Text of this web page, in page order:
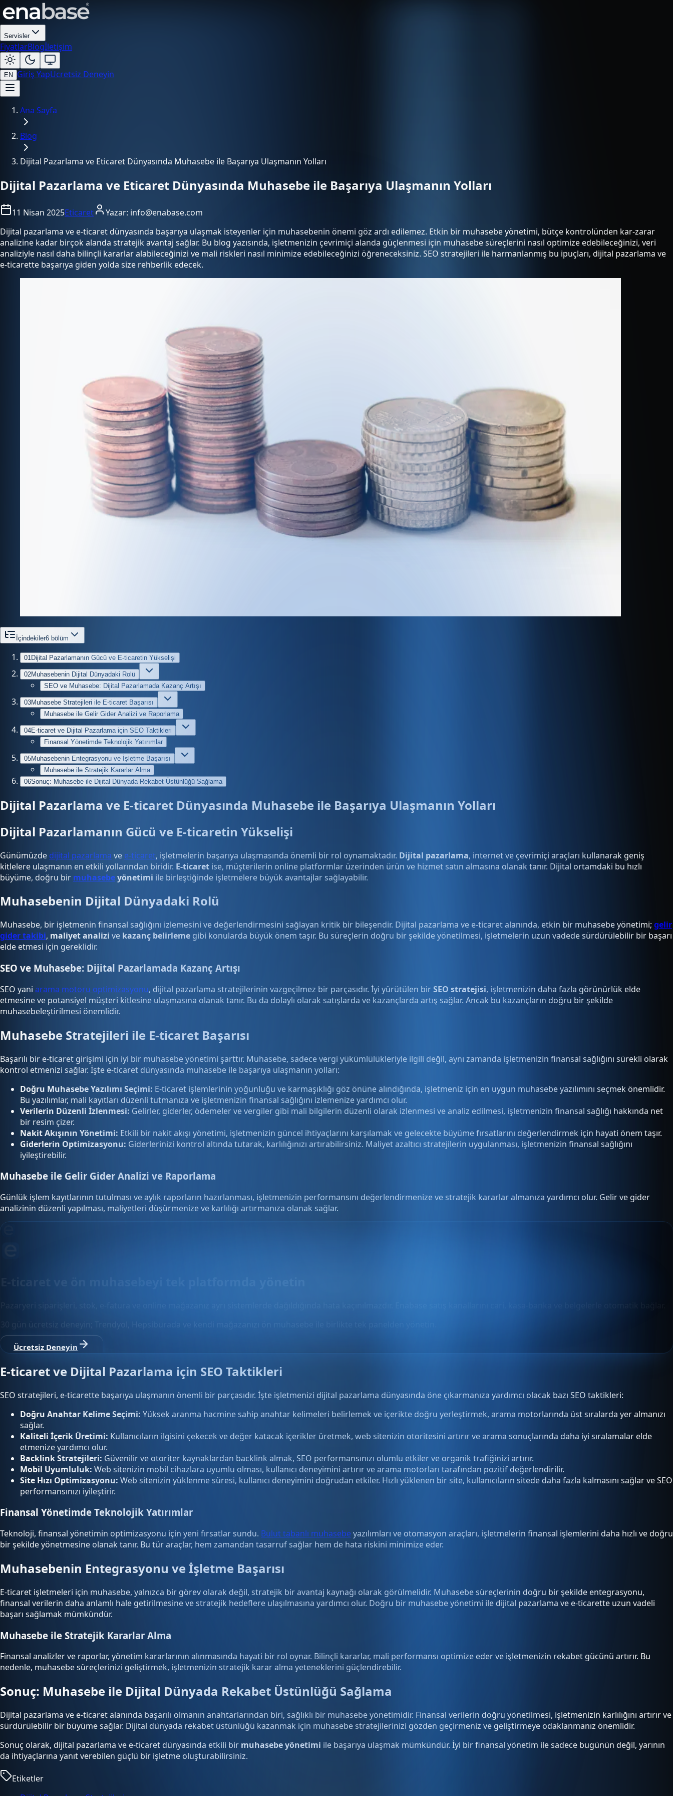
Servisler
FiyatlarBlogİletişim
EN Giriş YapÜcretsiz Deneyin
Ana Sayfa
Blog
Dijital Pazarlama ve Eticaret Dünyasında Muhasebe ile Başarıya Ulaşmanın Yolları
Dijital Pazarlama ve Eticaret Dünyasında Muhasebe ile Başarıya Ulaşmanın Yolları
11 Nisan 2025Eticaret Yazar: info@enabase.com
Dijital pazarlama ve e-ticaret dünyasında başarıya ulaşmak isteyenler için muhasebenin önemi göz ardı edilemez. Etkin bir muhasebe yönetimi, bütçe kontrolünden kar-zarar
analizine kadar birçok alanda stratejik avantaj sağlar. Bu blog yazısında, işletmenizin çevrimiçi alanda güçlenmesi için muhasebe süreçlerini nasıl optimize edebileceğinizi, veri
analiziyle nasıl daha bilinçli kararlar alabileceğinizi ve mali riskleri nasıl minimize edebileceğinizi öğreneceksiniz. SEO stratejileri ile harmanlanmış bu ipuçları, dijital pazarlama ve
e-ticarette başarıya giden yolda size rehberlik edecek.
İçindekiler6 bölüm
01 Dijital Pazarlamanın Gücü ve E-ticaretin Yükselişi
02Muhasebenin Dijital Dünyadaki Rolü
SEO ve Muhasebe: Dijital Pazarlamada Kazanç Artışı
03Muhasebe Stratejileri ile E-ticaret Başarısı
Muhasebe ile Gelir Gider Analizi ve Raporlama
04E-ticaret ve Dijital Pazarlama için SEO Taktikleri
Finansal Yönetimde Teknolojik Yatırımlar
05Muhasebenin Entegrasyonu ve İşletme Başarısı
Muhasebe ile Stratejik Kararlar Alma
06Sonuç: Muhasebe ile Dijital Dünyada Rekabet Üstünlüğü Sağlama
Dijital Pazarlama ve E-ticaret Dünyasında Muhasebe ile Başarıya Ulaşmanın Yolları
Dijital Pazarlamanın Gücü ve E-ticaretin Yükselişi
Günümüzde dijital pazarlama ve e-ticaret, işletmelerin başarıya ulaşmasında önemli bir rol oynamaktadır. Dijital pazarlama, internet ve çevrimiçi araçları kullanarak geniş
kitlelere ulaşmanın en etkili yollarından biridir. E-ticaret ise, müşterilerin online platformlar üzerinden ürün ve hizmet satın almasına olanak tanır. Dijital ortamdaki bu hızlı
büyüme, doğru bir muhasebeyönetimi ile birleştiğinde işletmelere büyük avantajlar sağlayabilir.
Muhasebenin Dijital Dünyadaki Rolü
Muhasebe, bir işletmenin finansal sağlığını izlemesini ve değerlendirmesini sağlayan kritik bir bileşendir. Dijital pazarlama ve e-ticaret alanında, etkin bir muhasebe yönetimi; gelir
gider takibi, maliyet analizi ve kazanç belirleme gibi konularda büyük önem taşır. Bu süreçlerin doğru bir şekilde yönetilmesi, işletmelerin uzun vadede sürdürülebilir bir başarı
elde etmesi için gereklidir.
SEO ve Muhasebe: Dijital Pazarlamada Kazanç Artışı
SEO yani arama motoru optimizasyonu, dijital pazarlama stratejilerinin vazgeçilmez bir parçasıdır. İyi yürütülen birSEO stratejisi, işletmenizin daha fazla görünürlük elde
etmesine ve potansiyel müşteri kitlesine ulaşmasına olanak tanır. Bu da dolaylı olarak satışlarda ve kazançlarda artış sağlar. Ancak bu kazançların doğru bir şekilde
muhasebeleştirilmesi önemlidir.
Muhasebe Stratejileri ile E-ticaret Başarısı
Başarılı bir e-ticaret girişimi için iyi bir muhasebe yönetimi şarttır. Muhasebe, sadece vergi yükümlülükleriyle ilgili değil, aynı zamanda işletmenizin finansal sağlığını sürekli olarak
kontrol etmenizi sağlar. İşte e-ticaret dünyasında muhasebe ile başarıya ulaşmanın yolları:
Doğru Muhasebe Yazılımı Seçimi: E-ticaret işlemlerinin yoğunluğu ve karmaşıklığı göz önüne alındığında, işletmeniz için en uygun muhasebe yazılımını seçmek önemlidir.
Bu yazılımlar, mali kayıtları düzenli tutmanıza ve işletmenizin finansal sağlığını izlemenize yardımcı olur.
Verilerin Düzenli İzlenmesi: Gelirler, giderler, ödemeler ve vergiler gibi mali bilgilerin düzenli olarak izlenmesi ve analiz edilmesi, işletmenizin finansal sağlığı hakkında net
bir resim çizer.
Nakit Akışının Yönetimi: Etkili bir nakit akışı yönetimi, işletmenizin güncel ihtiyaçlarını karşılamak ve gelecekte büyüme fırsatlarını değerlendirmek için hayati önem taşır.
Giderlerin Optimizasyonu: Giderlerinizi kontrol altında tutarak, karlılığınızı artırabilirsiniz. Maliyet azaltıcı stratejilerin uygulanması, işletmenizin finansal sağlığını
iyileştirebilir.
Muhasebe ile Gelir Gider Analizi ve Raporlama
Günlük işlem kayıtlarının tutulması ve aylık raporların hazırlanması, işletmenizin performansını değerlendirmenize ve stratejik kararlar almanıza yardımcı olur. Gelir ve gider
analizinin düzenli yapılması, maliyetleri düşürmenize ve karlılığı artırmanıza olanak sağlar.
Ücretsiz Deneyin
E-ticaret ve Dijital Pazarlama için SEO Taktikleri
SEO stratejileri, e-ticarette başarıya ulaşmanın önemli bir parçasıdır. İşte işletmenizi dijital pazarlama dünyasında öne çıkarmanıza yardımcı olacak bazı SEO taktikleri:
Doğru Anahtar Kelime Seçimi: Yüksek aranma hacmine sahip anahtar kelimeleri belirlemek ve içerikte doğru yerleştirmek, arama motorlarında üst sıralarda yer almanızı
sağlar.
Kaliteli İçerik Üretimi: Kullanıcıların ilgisini çekecek ve değer katacak içerikler üretmek, web sitenizin otoritesini artırır ve arama sonuçlarında daha iyi sıralamalar elde
etmenize yardımcı olur.
Backlink Stratejileri: Güvenilir ve otoriter kaynaklardan backlink almak, SEO performansınızı olumlu etkiler ve organik trafiğinizi artırır.
Mobil Uyumluluk: Web sitenizin mobil cihazlara uyumlu olması, kullanıcı deneyimini artırır ve arama motorları tarafından pozitif değerlendirilir.
Site Hızı Optimizasyonu: Web sitenizin yüklenme süresi, kullanıcı deneyimini doğrudan etkiler. Hızlı yüklenen bir site, kullanıcıların sitede daha fazla kalmasını sağlar ve SEO
performansınızı iyileştirir.
Finansal Yönetimde Teknolojik Yatırımlar
Teknoloji, finansal yönetimin optimizasyonu için yeni fırsatlar sundu. Bulut tabanlı muhasebeyazılımları ve otomasyon araçları, işletmelerin finansal işlemlerini daha hızlı ve doğru
bir şekilde yönetmesine olanak tanır. Bu tür araçlar, hem zamandan tasarruf sağlar hem de hata riskini minimize eder.
Muhasebenin Entegrasyonu ve İşletme Başarısı
E-ticaret işletmeleri için muhasebe, yalnızca bir görev olarak değil, stratejik bir avantaj kaynağı olarak görülmelidir. Muhasebe süreçlerinin doğru bir şekilde entegrasyonu,
finansal verilerin daha anlamlı hale getirilmesine ve stratejik hedeflere ulaşılmasına yardımcı olur. Doğru bir muhasebe yönetimi ile dijital pazarlama ve e-ticarette uzun vadeli
başarı sağlamak mümkündür.
Muhasebe ile Stratejik Kararlar Alma
Finansal analizler ve raporlar, yönetim kararlarının alınmasında hayati bir rol oynar. Bilinçli kararlar, mali performansı optimize eder ve işletmenizin rekabet gücünü artırır. Bu
nedenle, muhasebe süreçlerinizi geliştirmek, işletmenizin stratejik karar alma yeteneklerini güçlendirebilir.
Sonuç: Muhasebe ile Dijital Dünyada Rekabet Üstünlüğü Sağlama
Dijital pazarlama ve e-ticaret alanında başarılı olmanın anahtarlarından biri, sağlıklı bir muhasebe yönetimidir. Finansal verilerin doğru yönetilmesi, işletmenizin karlılığını artırır ve
sürdürülebilir bir büyüme sağlar. Dijital dünyada rekabet üstünlüğü kazanmak için muhasebe stratejilerinizi gözden geçirmeniz ve geliştirmeye odaklanmanız önemlidir.
Sonuç olarak, dijital pazarlama ve e-ticaret dünyasında etkili bir muhasebe yönetimi ile başarıya ulaşmak mümkündür. İyi bir finansal yönetim ile sadece bugünün değil, yarının
da ihtiyaçlarına yanıt verebilen güçlü bir işletme oluşturabilirsiniz.
Etiketler